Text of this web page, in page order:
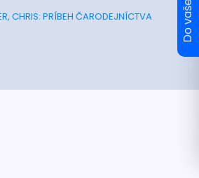
CHRIS: PRÍBEH ČARODEJNÍCTVA